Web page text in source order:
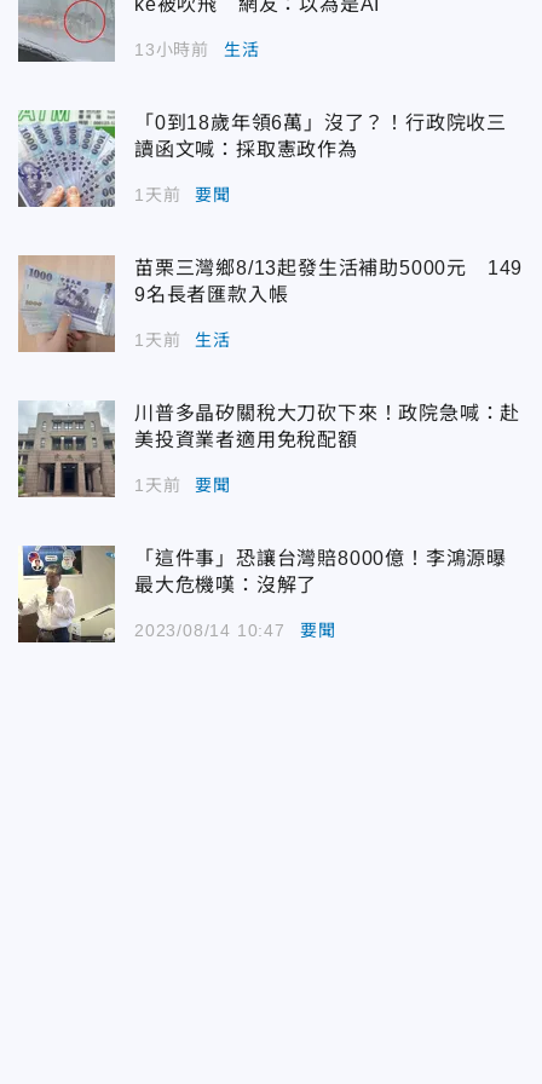
13小時前 生活
「0到18歲年領6萬」沒了？！行政院收三
讀函文喊：採取憲政作為
1天前 要聞
苗栗三灣鄉8/13起發生活補助5000元 149
9名長者匯款入帳
1天前 生活
川普多晶矽關稅大刀砍下來！政院急喊：赴
美投資業者適用免稅配額
1天前 要聞
「這件事」恐讓台灣賠8000億！李鴻源曝
最大危機嘆：沒解了
2023/08/14 10:47 要聞